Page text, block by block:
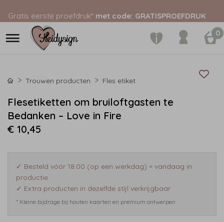
Gratis eerste proefdruk* met code: GRATISPROEFDRUK
0
Trouwen producten Fles etiket
Flesetiketten om bruiloftgasten te
Bedanken – Love in Fire
€ 10,45
✓ Besteld vóór 18:00 (op een werkdag) = vandaag in
productie
✓ Extra producten in dezelfde stijl verkrijgbaar
* Kleine bijdrage bij houten kaarten en premium ontwerpen